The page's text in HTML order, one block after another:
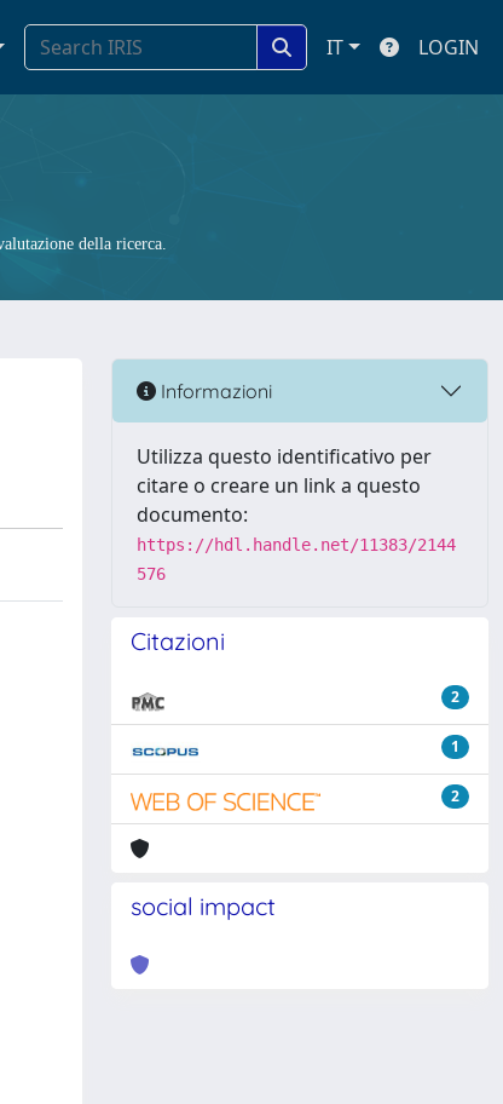
IT LOGIN
della ricerca.
Informazioni
Utilizza questo identificativo per
citare o creare un link a questo
documento:
https://hdl.handle.net/11383/2144
576
Citazioni
2
1
2
social impact